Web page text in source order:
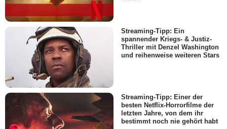
Streaming-Tipp: Ein
spannender Kriegs- & Justiz-
Thriller mit Denzel Washington
und reihenweise weiteren Stars
Streaming-Tipp: Einer der
besten Netflix-Horrorfilme der
letzten Jahre, von dem ihr
bestimmt noch nie gehört habt